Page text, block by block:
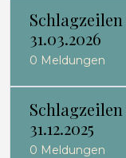
Schlagzeilen
31.03.2026
0 Meldungen
Schlagzeilen
31.12.2025
0 Meldungen